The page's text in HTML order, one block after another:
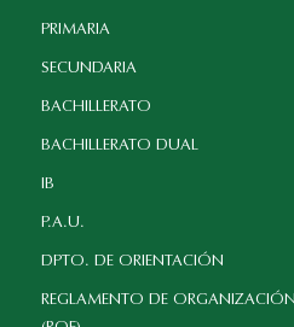
PRIMARIA
SECUNDARIA
BACHILLERATO
BACHILLERATO DUAL
IB
P.A.U.
DPTO. DE ORIENTACIÓN
REGLAMENTO DE